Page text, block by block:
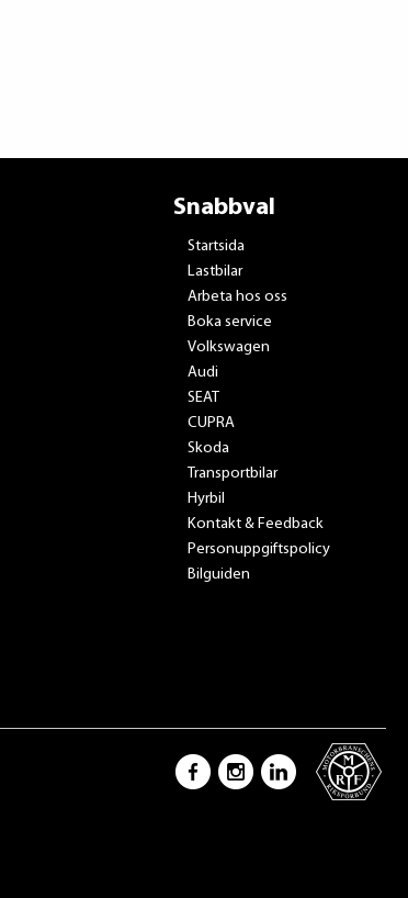
Snabbval
Startsida
Lastbilar
Arbeta hos oss
Boka service
Volkswagen
Audi
SEAT
CUPRA
Skoda
Transportbilar
Hyrbil
Kontakt & Feedback
Personuppgiftspolicy
Bilguiden